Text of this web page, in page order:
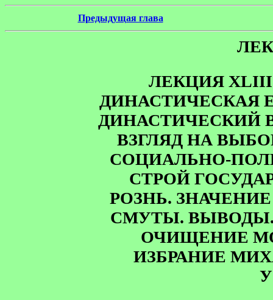
Предыдущая глава
ЛЕКЦИЯ
ДИНАСТИЧЕСКАЯ
ДИНАСТИЧЕСКИЙ
ВЗГЛЯД НА
СОЦИАЛЬНО-
СТРОЙ
РОЗНЬ.
СМУТЫ.
ОЧИЩЕНИЕ
ИЗБРАНИЕ